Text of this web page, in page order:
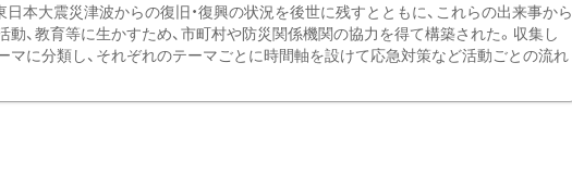
本大震災津波からの復旧・復興の状況を後世に残すとともに、これらの出来事から
、教育等に生かすため、市町村や防災関係機関の協力を得て構築された。収集し
マに分類し、それぞれのテーマごとに時間軸を設けて応急対策など活動ごとの流れ